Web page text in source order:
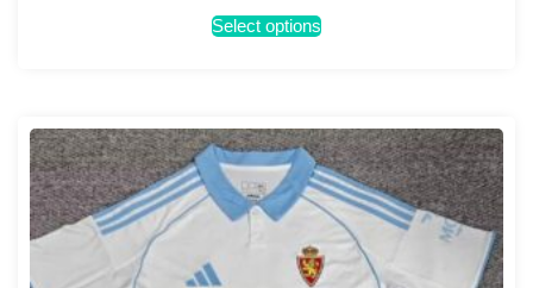
Select options